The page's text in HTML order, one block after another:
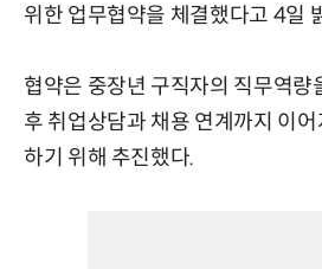
위한 업무협약을 체결했다고 4일
협약은 중장년 구직자의 직무역량
후 취업상담과 채용 연계까지 이
하기 위해 추진했다.